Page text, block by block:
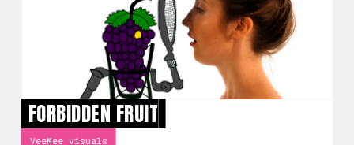
FORBIDDEN FRUIT
VeeMee visuals